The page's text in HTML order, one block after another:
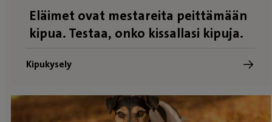
Eläimet ovat mestareita peittämään
kipua. Testaa, onko kissallasi kipuja.
Kipukysely